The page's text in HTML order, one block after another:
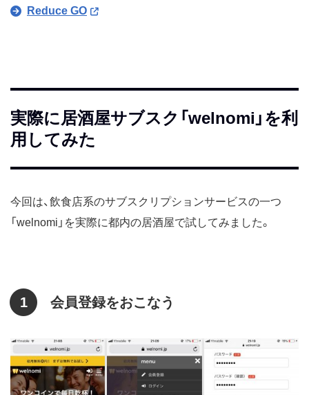
Reduce GO
実際に居酒屋サブスク「welnomi」を利
用してみた
今回は、飲食店系のサブスクリプションサービスの一つ
「welnomi」を実際に都内の居酒屋で試してみました。
1 会員登録をおこなう